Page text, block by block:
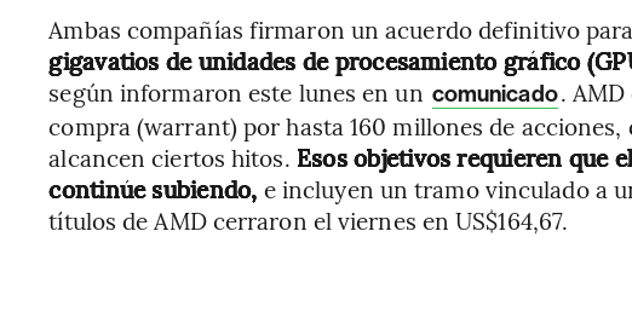
Ambas compañías firmaron un acuerdo definitivo
gigavatios de unidades de procesamiento gráfico
según informaron este lunes en un comunicado.
compra (warrant) por hasta 160 millones de acciones,
alcancen ciertos hitos. Esos objetivos requieren que
continúe subiendo, e incluyen un tramo vinculado a
títulos de AMD cerraron el viernes en US$164,67.